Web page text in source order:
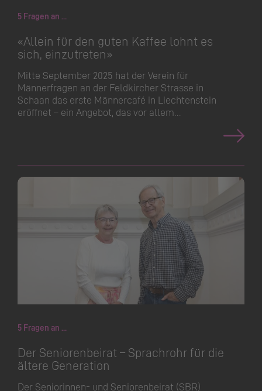
5 Fragen an ...
«Allein für den guten Kaffee lohnt es
sich, einzutreten»
Mitte September 2025 hat der Verein für
Männerfragen an der Feldkircher Strasse in
Schaan das erste Männercafé in Liechtenstein
eröffnet – ein Angebot, das vor allem…
5 Fragen an ...
Der Seniorenbeirat – Sprachrohr für die
ältere Generation
Der Seniorinnen- und Seniorenbeirat (SBR)